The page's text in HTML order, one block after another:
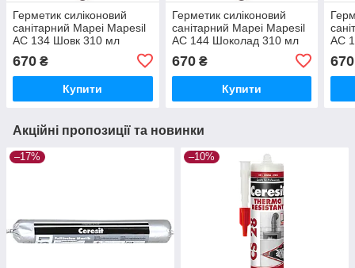
Герметик силіконовий
санітарний Mapei Mapesil
AC 134 Шовк 310 мл
670 ₴
Купити
Герметик силіконовий
санітарний Mapei Mapesil
AC 144 Шоколад 310 мл
670₴
Купити
AC
670
Акційні пропозиції та новинки
–17% –10%